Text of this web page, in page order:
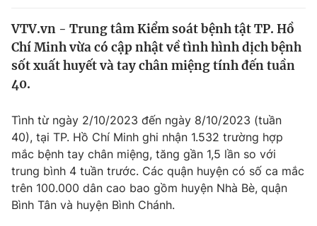
Thế giới
Tin tức
Câu chuyện quốc tế
Kinh tế
Tài chính
Thị trường
Góc doanh nghiệp
Dữ liệu và đời sống
Truyền hình
Phim VTV
VTV.vn - Trung tâm Kiểm soát bệnh tật TP. Hồ
Chí Minh vừa có cập nhật về tình hình dịch bệnh
sốt xuất huyết và tay chân miệng tính đến tuần
40.
Tình từ ngày 2/10/2023 đến ngày 8/10/2023 (tuần
40), tại TP. Hồ Chí Minh ghi nhận 1.532 trường hợp
mắc bệnh tay chân miệng, tăng gần 1,5 lần so với
trung bình 4 tuần trước. Các quận huyện có số ca mắc
trên 100.000 dân cao bao gồm huyện Nhà Bè, quận
Bình Tân và huyện Bình Chánh.